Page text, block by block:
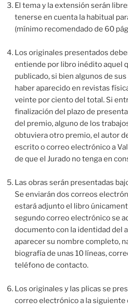
El tema y la extensión serán
tenerse en cuenta la habitual
(mínimo recomendado de 60
Los originales presentados
entiende por libro inédito aquel
publicado, si bien algunos de
haber aparecido en revistas
veinte por ciento del total. Si
finalización del plazo de
del premio, alguno de los
obtuviera otro premio, el autor
escrito o correo electrónico a
de que el Jurado no tenga en
Las obras serán presentadas
Se enviarán dos correos
estará adjunto el libro
segundo correo electrónico se
documento con la identidad del
aparecer su nombre completo,
biografía de unas 10 líneas,
teléfono de contacto.
Los originales y las plicas se
correo electrónico a la siguiente